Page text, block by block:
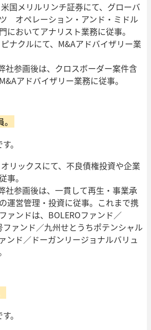
国メリルリンチ証券にて、グローバ
オペレーション・アンド・ミドル
においてアナリスト業務に従事。
ナクルにて、M&Aアドバイザリー業
社参画後は、クロスボーダー案件含
アドバイザリー業務に従事。
。
リックスにて、不良債権投資や企業
事。
社参画後は、一貫して再生・事業承
運営管理・投資に従事。これまで携
ァンドは、BOLEROファンド／
ファンド／九州せとうちポテンシャル
ンド／ドーガンリージョナルバリュ
。